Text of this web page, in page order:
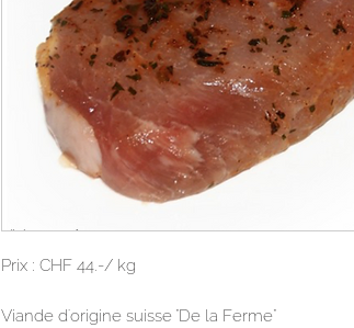
Prix : CHF 44.-/ kg
Viande d'origine suisse "De la Ferme"